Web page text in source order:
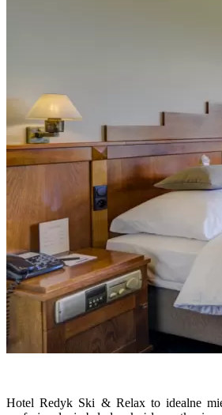
Hotel Redyk Ski & Relax to idealne